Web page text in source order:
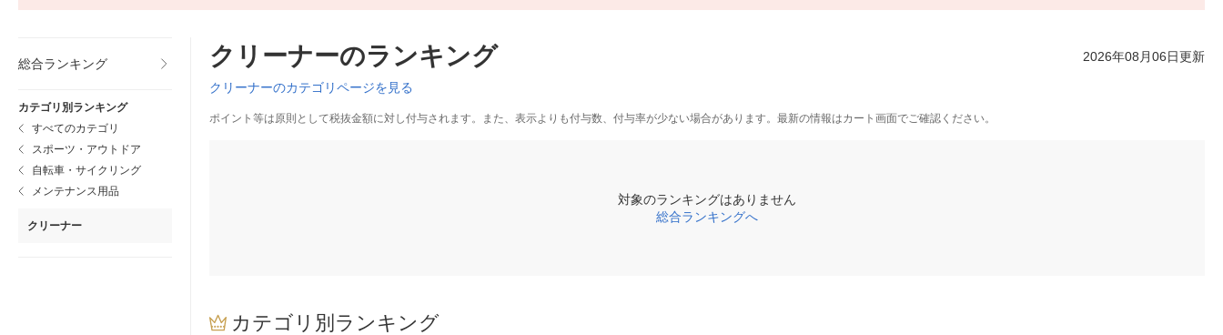
総合ランキング
カテゴリ別ランキング
すべてのカテゴリ
スポーツ・アウトドア
自転車・サイクリング
メンテナンス用品
クリーナー
クリーナーのランキング 2026年08月06日更新
クリーナーのカテゴリページを見る
ポイント等は原則として税抜金額に対し付与されます。また、表示よりも付与数、付与率が少ない場合があります。最新の情報はカート画面でご確認ください。
対象のランキングはありません
総合ランキングへ
カテゴリ別ランキング